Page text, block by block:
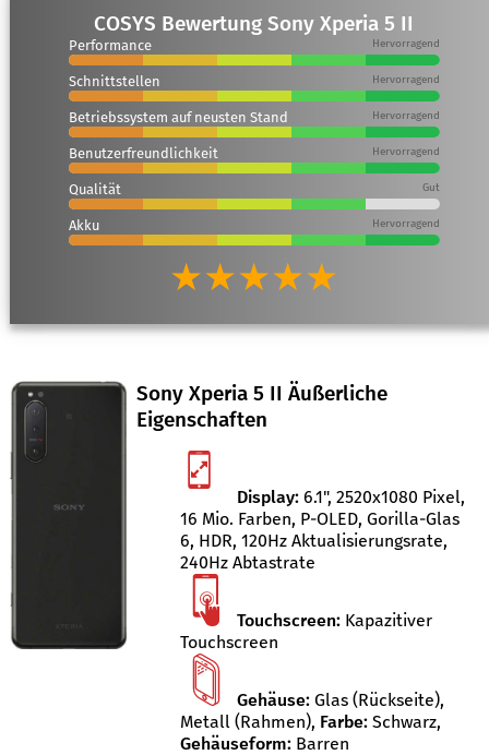
COSYS Bewertung Sony Xperia 5 II
Performance Hervorragend
Schnittstellen Hervorragend
Betriebssystem auf neusten Stand Hervorragend
Benutzerfreundlichkeit Hervorragend
Qualität Gut
Akku Hervorragend
★★★★★
Sony Xperia 5 II Äußerliche
Eigenschaften
Display: 6.1", 2520x1080 Pixel,
16 Mio. Farben, P-OLED, Gorilla-Glas
6, HDR, 120Hz Aktualisierungsrate,
240Hz Abtastrate
Touchscreen: Kapazitiver
Touchscreen
Gehäuse: Glas (Rückseite),
Metall (Rahmen), Farbe:Schwarz,
Gehäuseform: Barren